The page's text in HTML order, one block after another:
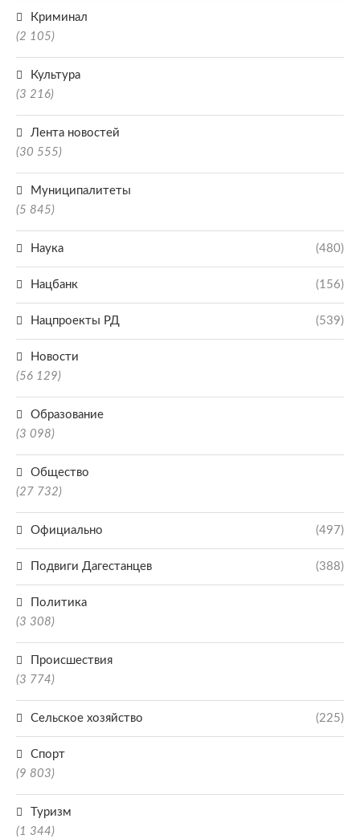
Криминал
(2 105)
Культура
(3 216)
Лента новостей
(30 555)
Муниципалитеты
(5 845)
Наука (480)
Нацбанк (156)
Нацпроекты РД (539)
Новости
(56 129)
Образование
(3 098)
Общество
(27 732)
Официально (497)
Подвиги Дагестанцев (388)
Политика
(3 308)
Происшествия
(3 774)
Сельское хозяйство (225)
Спорт
(9 803)
Туризм
(1 344)